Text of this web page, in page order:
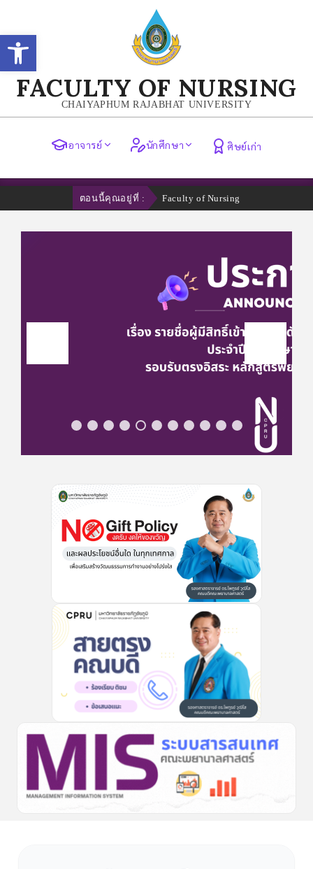
Open toolbar
FACULTY OF NURSING
CHAIYAPHUM RAJABHAT UNIVERSITY
อาจารย์ นักศึกษา ศิษย์เก่า
ตอนนี้คุณอยู่ที่ : Faculty of Nursing